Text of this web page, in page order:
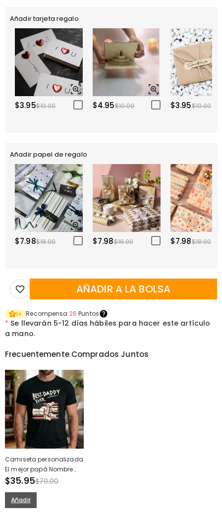
Añadir tarjeta regalo
$3.95$10.00 $4.95$10.00 $3.95$10.00
Añadir papel de regalo
$7.98$18.00 $7.98$18.00 $7.98$18.00
AÑADIR A LA BOLSA
1× Recompensa 26 Puntos
* Se llevarán 5-12 días hábiles para hacer este artículo
a mano.
Frecuentemente Comprados Juntos
Camiseta personalizada
El mejor papá Nombre
personalizado del niño
puño Regalo perfecto
para el Día del Padre
$35.95$70.00
Añadir